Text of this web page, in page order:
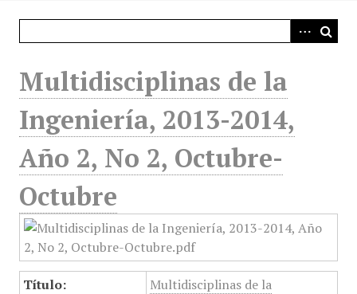
Multidisciplinas de la
Ingeniería, 2013-2014,
Año 2, No 2, Octubre-
Octubre
Título:
Multidisciplinas de la